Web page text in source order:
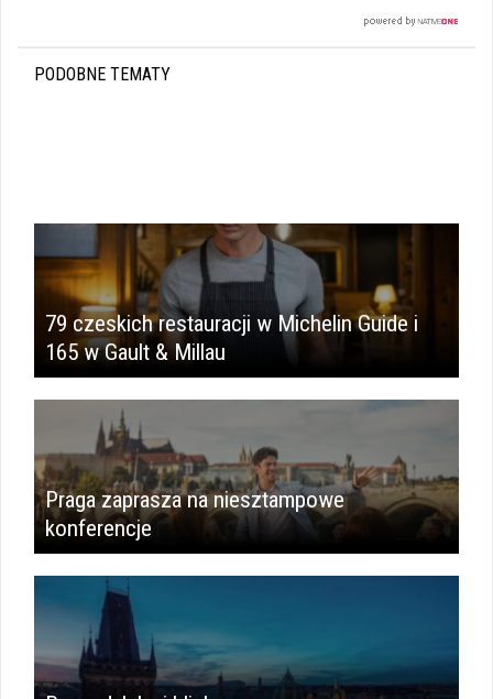
PODOBNE TEMATY
79 czeskich restauracji w Michelin Guide i
165 w Gault & Millau
Praga zaprasza na niesztampowe
konferencje